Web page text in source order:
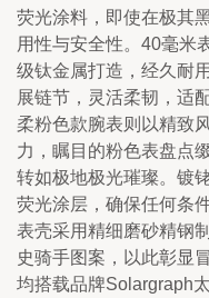
荧光涂料，即使在极其
用性与安全性。40毫米
级钛金属打造，经久耐
展链节，灵活柔韧，适
柔粉色款腕表则以精致
力，瞩目的粉色表盘点
转如极地极光璀璨。镀
荧光涂层，确保任何条
表壳采用精细磨砂精钢
史骑手图案，以此彰显
均搭载品牌Solargraph